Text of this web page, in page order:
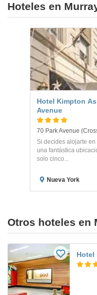
Hoteles en
Hotel Kimpton
Avenue
Si decides alojarte
una fantástica
solo cinco...
Nueva York
Otros hoteles en
Hotel